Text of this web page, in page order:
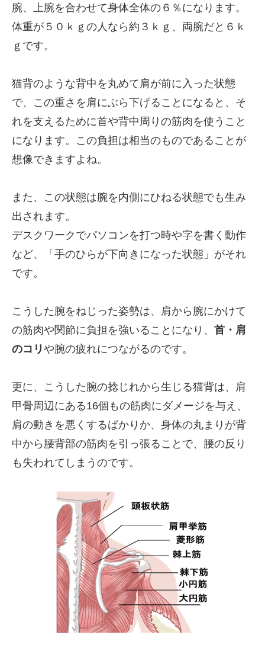
腕、上腕を合わせて身体全体の６％になります。
体重が５０ｋｇの人なら約３ｋｇ、両腕だと６ｋ
ｇです。
猫背のような背中を丸めて肩が前に入った状態
で、この重さを肩にぶら下げることになると、そ
れを支えるために首や背中周りの筋肉を使うこと
になります。この負担は相当のものであることが
想像できますよね。
また、この状態は腕を内側にひねる状態でも生み
出されます。
デスクワークでパソコンを打つ時や字を書く動作
など、「手のひらが下向きになった状態」がそれ
です。
こうした腕をねじった姿勢は、肩から腕にかけて
の筋肉や関節に負担を強いることになり、 首・肩
のコリ や腕の疲れにつながるのです。
更に、こうした腕の捻じれから生じる猫背は、肩
甲骨周辺にある16個もの筋肉にダメージを与え、
肩の動きを悪くするばかりか、身体の丸まりが背
中から腰背部の筋肉を引っ張ることで、腰の反り
も失われてしまうのです。